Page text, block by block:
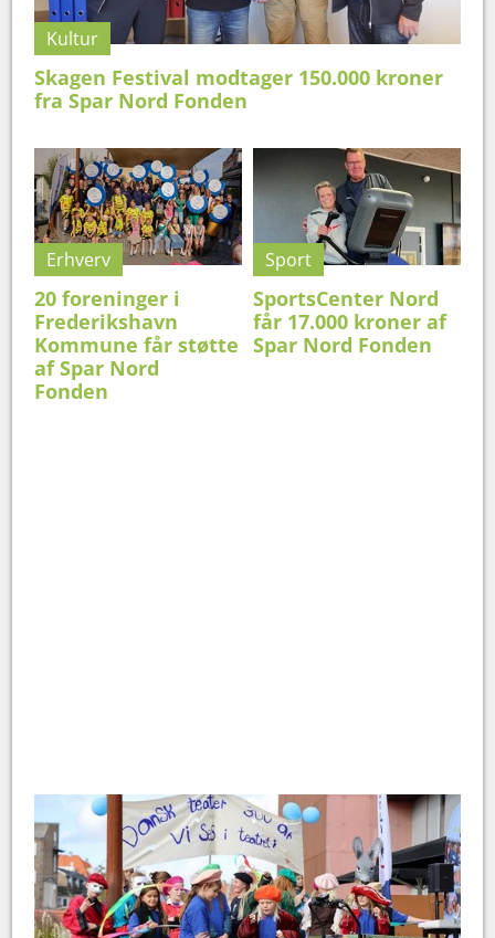
Kultur
Skagen Festival modtager 150.000 kroner
fra Spar Nord Fonden
Erhverv
20 foreninger i
Frederikshavn
Kommune får støtte
af Spar Nord
Fonden
Sport
SportsCenter Nord
får 17.000 kroner af
Spar Nord Fonden